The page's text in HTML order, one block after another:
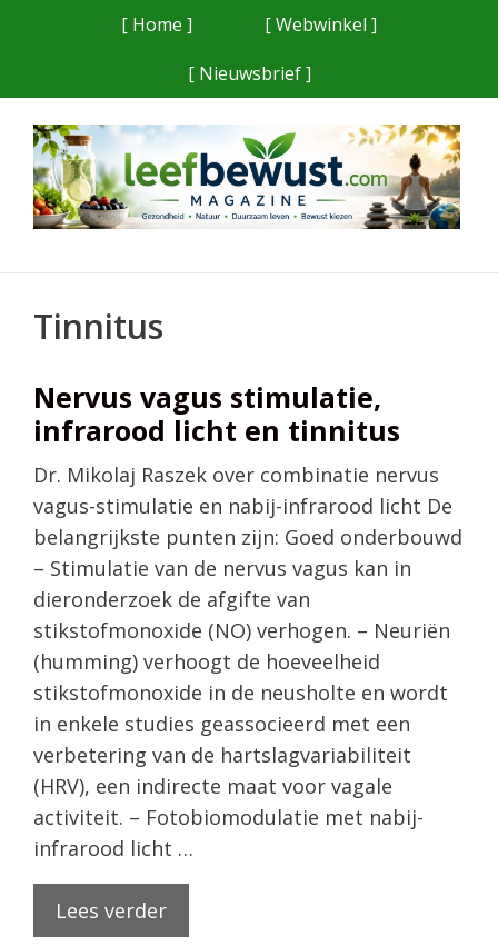
[ Home ]
[ Webwinkel ]
[ Nieuwsbrief ]
Tinnitus
Nervus vagus stimulatie,
infrarood licht en tinnitus
Dr. Mikolaj Raszek over combinatie nervus
vagus-stimulatie en nabij-infrarood licht De
belangrijkste punten zijn: Goed onderbouwd
– Stimulatie van de nervus vagus kan in
dieronderzoek de afgifte van
stikstofmonoxide (NO) verhogen. – Neuriën
(humming) verhoogt de hoeveelheid
stikstofmonoxide in de neusholte en wordt
in enkele studies geassocieerd met een
verbetering van de hartslagvariabiliteit
(HRV), een indirecte maat voor vagale
activiteit. – Fotobiomodulatie met nabij-
infrarood licht …
Lees verder